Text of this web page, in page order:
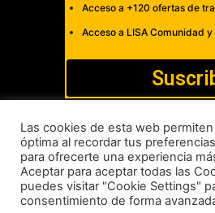
Acceso a +120 ofertas de
Acceso a LISA Comunidad y
Cómo publicar Anúnciate Política
Aviso legal Contacto
Las cookies de esta web
óptima al recordar tus
para ofrecerte una experiencia
Aceptar para aceptar todas las
puedes visitar "Cookie Settings"
consentimiento de forma